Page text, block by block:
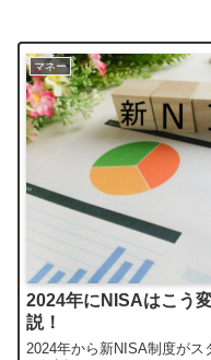
マネー
2024年にNISAはこう
説！
2024年から新NISA制度が